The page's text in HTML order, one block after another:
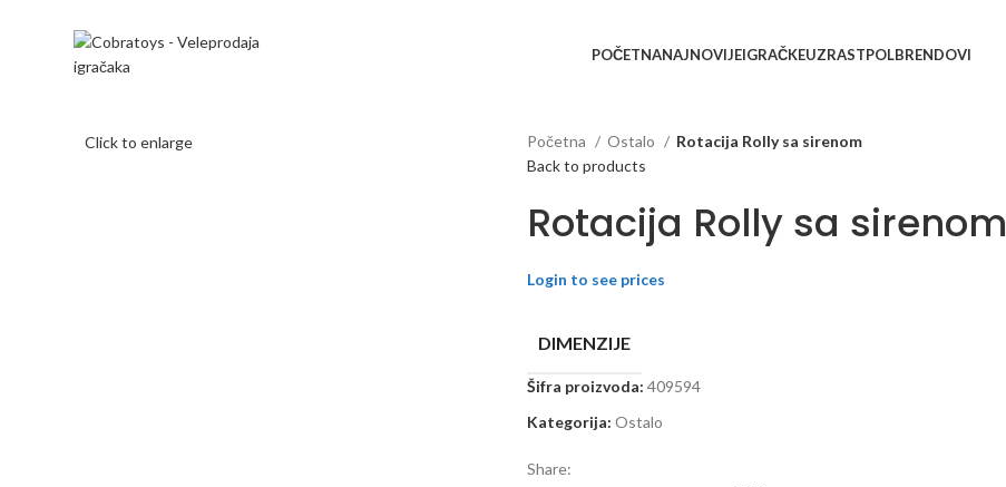
POČETNANAJNOVIJEIGRAČKEUZRASTPOLBRENDOVI
Click to enlarge Početna Ostalo
Rotacija Rolly sa sirenom
Back to products
Rotacija Rolly sa sirenom
Login to see prices
DIMENZIJE
Šifra proizvoda:409594
Kategorija: Ostalo
Share: